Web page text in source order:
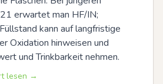
erwartet man HF/IN;
kann auf langfristige
Oxidation hinweisen und
und Trinkbarkeit nehmen.
lesen →